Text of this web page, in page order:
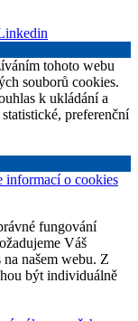
tohoto webu
souborů cookies.
k ukládání a
preferenční
informací o cookies
fungování
Váš
našem webu. Z
být individuálně